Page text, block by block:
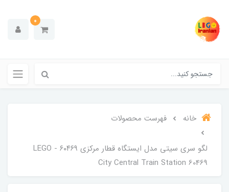
0
خانه فهرست محصولات
لگو سری سیتی مدل ایستگاه قطار مرکزی ۶۰۴۶۹ - LEGO
City Central Train Station 60469